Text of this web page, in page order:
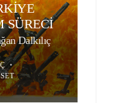
SÜRECİ
Dalkılıç
•